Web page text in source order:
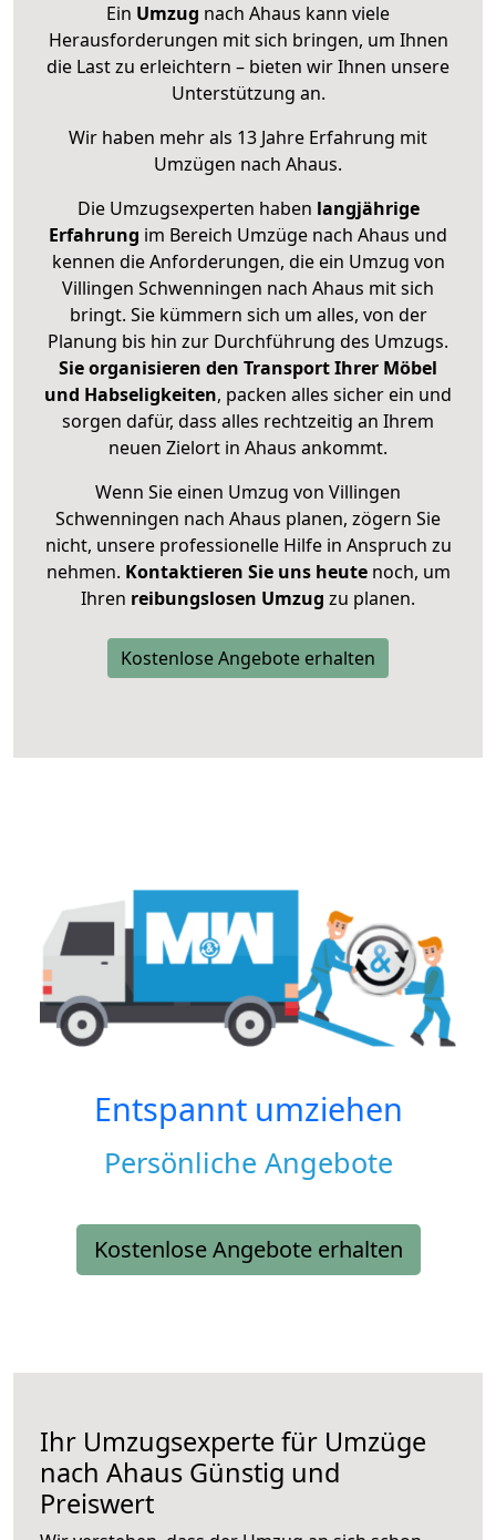
Ein Umzug nach Ahaus kann viele
Herausforderungen mit sich bringen, um Ihnen
die Last zu erleichtern – bieten wir Ihnen unsere
Unterstützung an.
Wir haben mehr als 13 Jahre Erfahrung mit
Umzügen nach Ahaus.
Die Umzugsexperten haben langjährige
Erfahrung im Bereich Umzüge nach Ahaus und
kennen die Anforderungen, die ein Umzug von
Villingen Schwenningen nach Ahaus mit sich
bringt. Sie kümmern sich um alles, von der
Planung bis hin zur Durchführung des Umzugs.
Sie organisieren den Transport Ihrer Möbel
und Habseligkeiten, packen alles sicher ein und
sorgen dafür, dass alles rechtzeitig an Ihrem
neuen Zielort in Ahaus ankommt.
Wenn Sie einen Umzug von Villingen
Schwenningen nach Ahaus planen, zögern Sie
nicht, unsere professionelle Hilfe in Anspruch zu
nehmen. Kontaktieren Sie uns heutenoch, um
Ihren reibungslosen Umzug zu planen.
Kostenlose Angebote erhalten
Entspannt umziehen
Persönliche Angebote
Kostenlose Angebote erhalten
Ihr Umzugsexperte für Umzüge
nach Ahaus Günstig und
Preiswert